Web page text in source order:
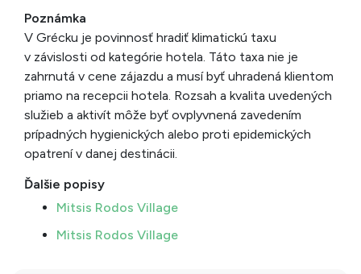
Poznámka
V Grécku je povinnosť hradiť klimatickú taxu
v závislosti od kategórie hotela. Táto taxa nie je
zahrnutá v cene zájazdu a musí byť uhradená klientom
priamo na recepcii hotela. Rozsah a kvalita uvedených
služieb a aktivít môže byť ovplyvnená zavedením
prípadných hygienických alebo proti epidemických
opatrení v danej destinácii.
Ďalšie popisy
Mitsis Rodos Village
Mitsis Rodos Village